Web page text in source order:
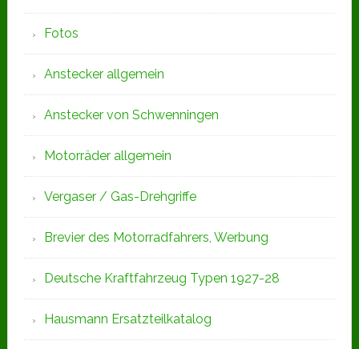
Fotos
Anstecker allgemein
Anstecker von Schwenningen
Motorräder allgemein
Vergaser / Gas-Drehgriffe
Brevier des Motorradfahrers, Werbung
Deutsche Kraftfahrzeug Typen 1927-28
Hausmann Ersatzteilkatalog